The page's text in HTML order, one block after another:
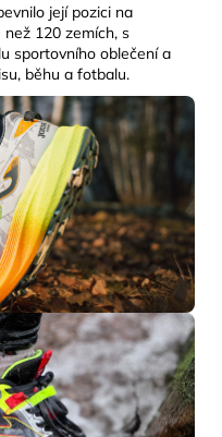
její pozici na
120 zemích, s
sportovního oblečení a
běhu a fotbalu.